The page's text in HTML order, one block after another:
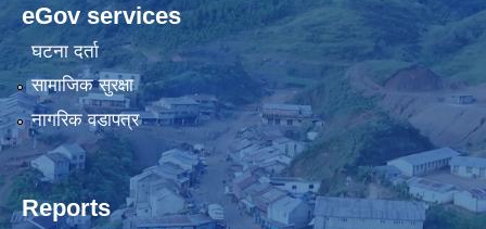
eGov services
घटना दर्ता
सामाजिक सुरक्षा
नागरिक वडापत्र
Reports